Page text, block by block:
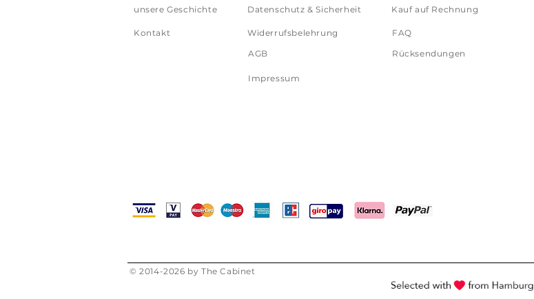
unsere Geschichte
Kontakt
Datenschutz & Sicherheit
Widerrufsbelehrung
AGB
Kauf auf Rechnung
FAQ
Rücksendungen
Impressum
© 2014-2026 by The Cabinet